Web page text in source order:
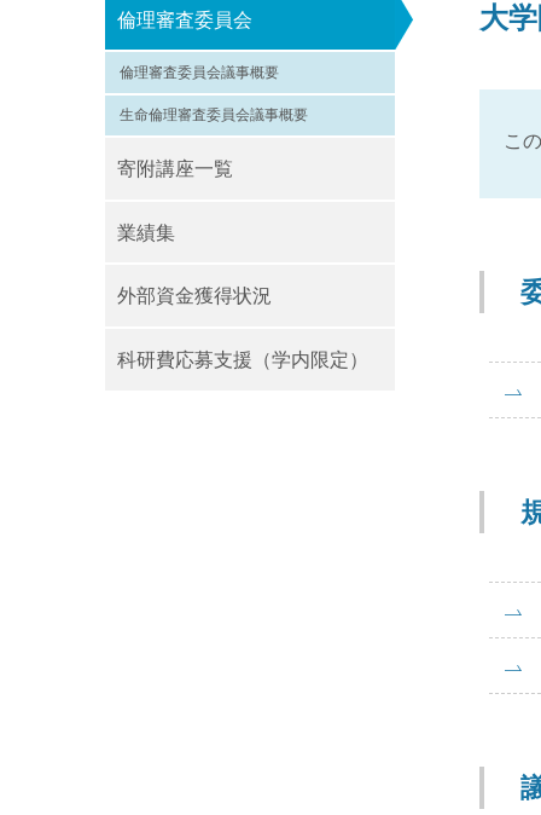
大
こ
倫理審査委員会
倫理審査委員会議事概要
生命倫理審査委員会議事概要
寄附講座一覧
業績集
外部資金獲得状況
科研費応募支援（学内限定）